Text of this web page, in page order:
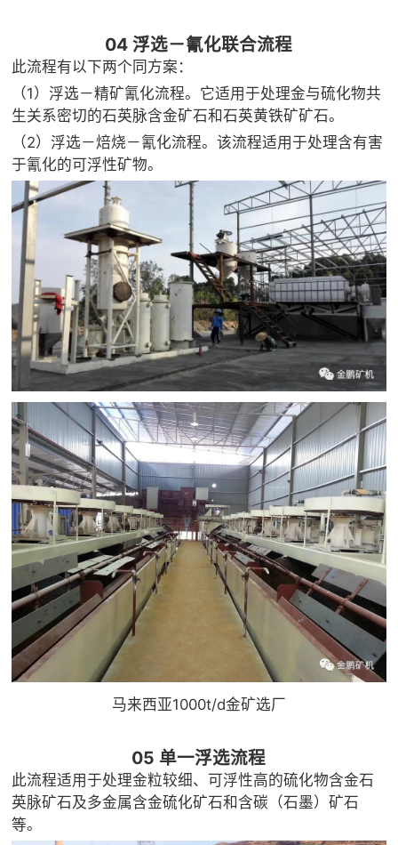
04 浮选－氰化联合流程
此流程有以下两个同方案：
（1）浮选－精矿氰化流程。它适用于处理金与硫化物共
生关系密切的石英脉含金矿石和石英黄铁矿矿石。
（2）浮选－焙烧－氰化流程。该流程适用于处理含有害
于氰化的可浮性矿物。
马来西亚1000t/d金矿选厂
05 单一浮选流程
此流程适用于处理金粒较细、可浮性高的硫化物含金石
英脉矿石及多金属含金硫化矿石和含碳（石墨）矿石
等。